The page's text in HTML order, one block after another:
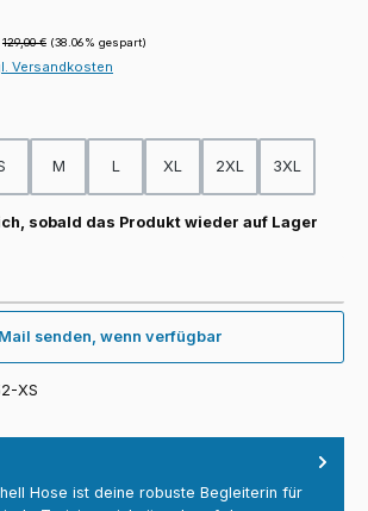
Regulärer Preis:
129,00 € (38.06% gespart)
Versandkosten
M L XL 2XL 3XL
sobald das Produkt wieder auf Lager
senden, wenn verfügbar
XS
Hose ist deine robuste Begleiterin für